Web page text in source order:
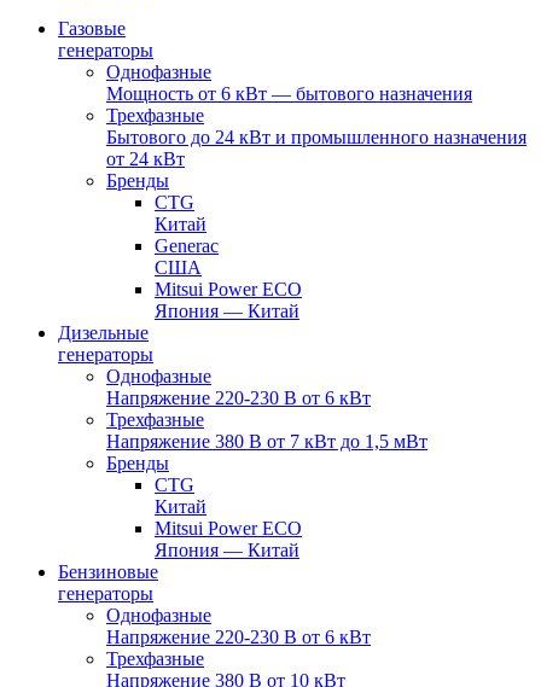
Газовые
генераторы
Однофазные
Мощность от 6 кВт — бытового назначения
Трехфазные
Бытового до 24 кВт и промышленного назначения
от 24 кВт
Бренды
CTG
Китай
Generac
США
Mitsui Power ECO
Япония — Китай
Дизельные
генераторы
Однофазные
Напряжение 220-230 В от 6 кВт
Трехфазные
Напряжение 380 В от 7 кВт до 1,5 мВт
Бренды
CTG
Китай
Mitsui Power ECO
Япония — Китай
Бензиновые
генераторы
Однофазные
Напряжение 220-230 В от 6 кВт
Трехфазные
Напряжение 380 В от 10 кВт